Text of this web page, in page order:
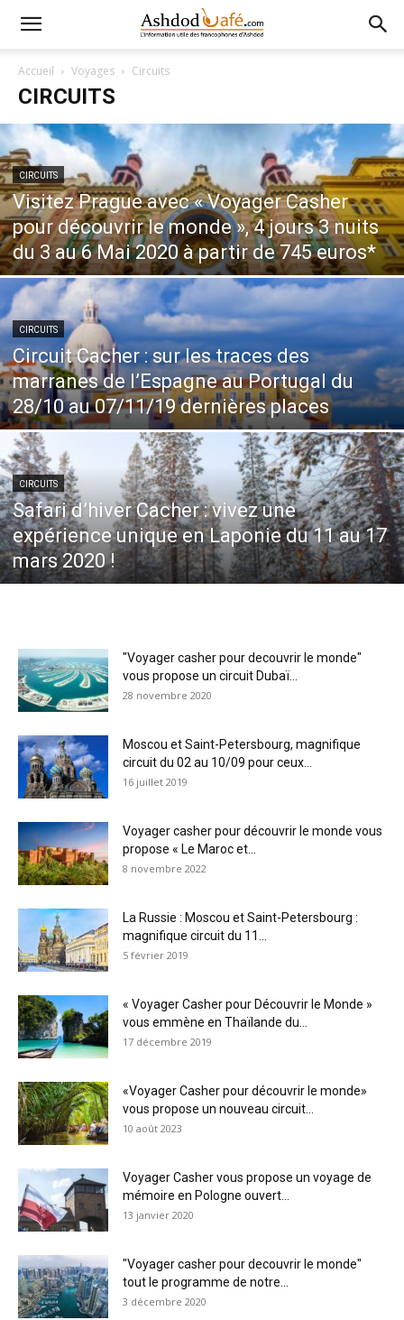
Accueil Voyages Circuits
CIRCUITS
CIRCUITS
Visitez Prague avec « Voyager Casher
pour découvrir le monde », 4 jours 3 nuits
du 3 au 6 Mai 2020 à partir de 745 euros*
CIRCUITS
Circuit Cacher : sur les traces des
marranes de l’Espagne au Portugal du
28/10 au 07/11/19 dernières places
CIRCUITS
Safari d’hiver Cacher : vivez une
expérience unique en Laponie du 11 au 17
mars 2020 !
″Voyager casher pour decouvrir le monde″
vous propose un circuit Dubaï...
28 novembre 2020
Moscou et Saint-Petersbourg, magnifique
circuit du 02 au 10/09 pour ceux...
16 juillet 2019
Voyager casher pour découvrir le monde vous
propose « Le Maroc et...
8 novembre 2022
La Russie : Moscou et Saint-Petersbourg :
magnifique circuit du 11...
5 février 2019
« Voyager Casher pour Découvrir le Monde »
vous emmène en Thaïlande du...
17 décembre 2019
«Voyager Casher pour découvrir le monde»
vous propose un nouveau circuit...
10 août 2023
Voyager Casher vous propose un voyage de
mémoire en Pologne ouvert...
13 janvier 2020
″Voyager casher pour decouvrir le monde″
tout le programme de notre...
3 décembre 2020